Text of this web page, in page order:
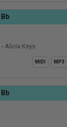
Bb
- Alicia Keys
MIDI MP3
Bb